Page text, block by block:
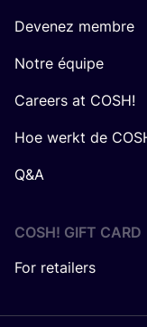
Devenez membre
Notre équipe
Careers at COSH!
Hoe werkt de
Q&A
COSH! GIFT CARD
For retailers